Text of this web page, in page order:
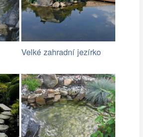
Velké zahradní jezírko